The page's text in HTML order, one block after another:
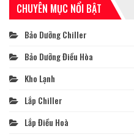
CHUYÊN MỤC NỔI BẬT
Bảo Dưỡng Chiller
Bảo Dưỡng Điều Hòa
Kho Lạnh
Lắp Chiller
Lắp Điều Hoà